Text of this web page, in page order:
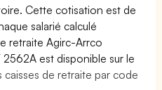
Cette cotisation est de
salarié calculé
retraite Agirc-Arrco
est disponible sur le
caisses de retraite par code